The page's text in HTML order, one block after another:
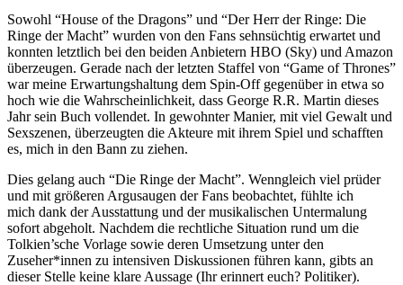
Sowohl “House of the Dragons” und “Der Herr der Ringe: Die
Ringe der Macht” wurden von den Fans sehnsüchtig erwartet und
konnten letztlich bei den beiden Anbietern HBO (Sky) und Amazon
überzeugen. Gerade nach der letzten Staffel von “Game of Thrones”
war meine Erwartungshaltung dem Spin-Off gegenüber in etwa so
hoch wie die Wahrscheinlichkeit, dass George R.R. Martin dieses
Jahr sein Buch vollendet. In gewohnter Manier, mit viel Gewalt und
Sexszenen, überzeugten die Akteure mit ihrem Spiel und schafften
es, mich in den Bann zu ziehen.
Dies gelang auch “Die Ringe der Macht”. Wenngleich viel prüder
und mit größeren Argusaugen der Fans beobachtet, fühlte ich
mich dank der Ausstattung und der musikalischen Untermalung
sofort abgeholt. Nachdem die rechtliche Situation rund um die
Tolkien’sche Vorlage sowie deren Umsetzung unter den
Zuseher*innen zu intensiven Diskussionen führen kann, gibts an
dieser Stelle keine klare Aussage (Ihr erinnert euch? Politiker).